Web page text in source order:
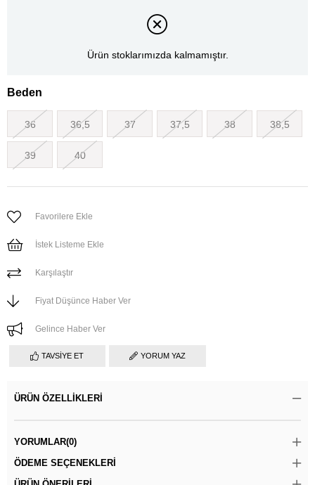
Ürün stoklarımızda kalmamıştır.
Beden
36 36,5 37 37,5 38 38,5
39 40
Favorilere Ekle
İstek Listeme Ekle
Karşılaştır
Fiyat Düşünce Haber Ver
Gelince Haber Ver
TAVSIYE ET YORUM YAZ
ÜRÜN ÖZELLIKLERI
YORUMLAR(0)
ÖDEME SEÇENEKLERI